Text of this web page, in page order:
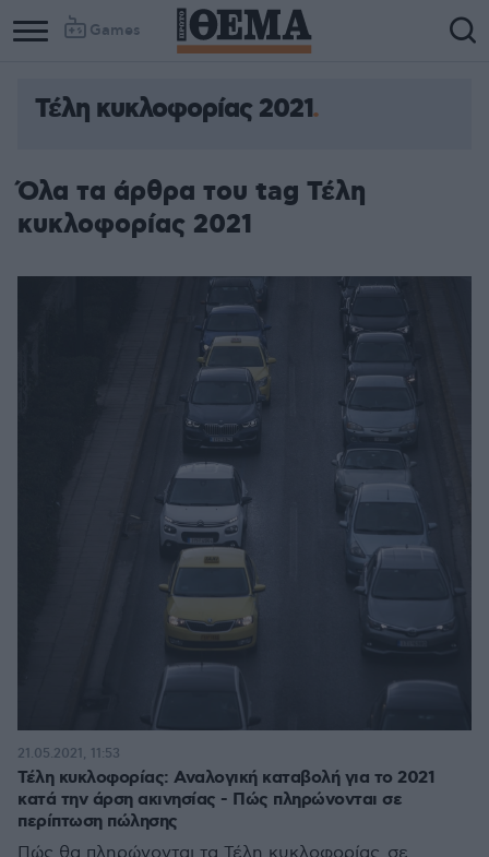
Games
Τέλη κυκλοφορίας 2021
Όλα τα άρθρα του tag Τέλη
κυκλοφορίας 2021
Τέλη κυκλοφορίας: Αναλογική καταβολή για το 2021
κατά την άρση ακινησίας - Πώς πληρώνονται σε
περίπτωση πώλησης
21.05.2021, 11:53